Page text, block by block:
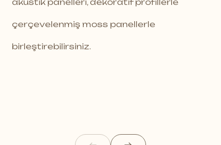
akustik panelleri, dekoratif profillerle
çerçevelenmiş moss panellerle
birleştirebilirsiniz.